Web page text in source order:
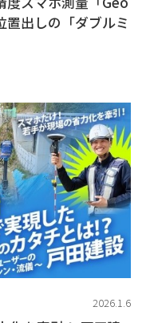
出しの「ダブルミ
2026.1.6